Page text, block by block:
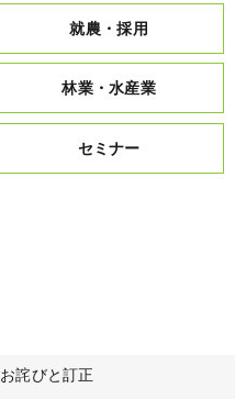
就農・採用
林業・水産業
セミナー
お詫びと訂正